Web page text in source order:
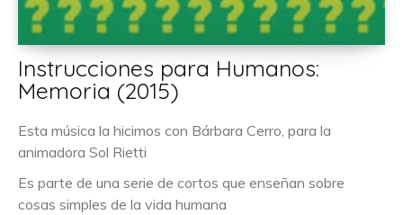
Instrucciones para Humanos:
Memoria (2015)
Esta música la hicimos con Bárbara Cerro, para la
animadora Sol Rietti
Es parte de una serie de cortos que enseñan sobre
cosas simples de la vida humana